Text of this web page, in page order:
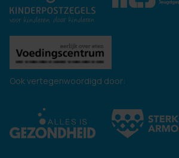
Ook vertegenwoordigd door: